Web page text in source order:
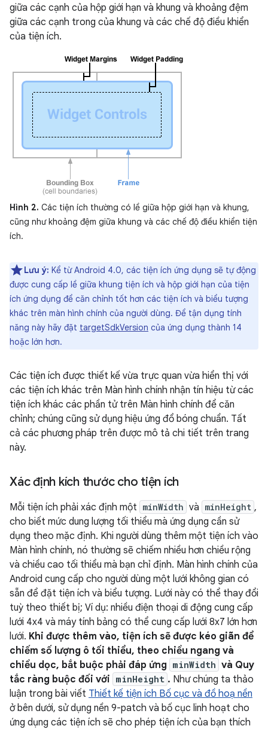
giữa các cạnh của hộp giới hạn và khung và khoảng đệm
giữa các cạnh trong của khung và các chế độ điều khiển
của tiện ích.
Hình 2. Các tiện ích thường có lề giữa hộp giới hạn và khung,
cũng như khoảng đệm giữa khung và các chế độ điều khiển tiện
ích.
Lưu ý: Kể từ Android 4.0, các tiện ích ứng dụng sẽ tự động
được cung cấp lề giữa khung tiện ích và hộp giới hạn của tiện
ích ứng dụng để căn chỉnh tốt hơn các tiện ích và biểu tượng
khác trên màn hình chính của người dùng. Để tận dụng tính
năng này hãy đặt targetSdkVersion của ứng dụng thành 14
hoặc lớn hơn.
Các tiện ích được thiết kế vừa trực quan vừa hiển thị với
các tiện ích khác trên Màn hình chính nhận tín hiệu từ các
tiện ích khác các phần tử trên Màn hình chính để căn
chỉnh; chúng cũng sử dụng hiệu ứng đổ bóng chuẩn. Tất
cả các phương pháp trên được mô tả chi tiết trên trang
này.
Xác định kích thước cho tiện ích
Mỗi tiện ích phải xác định một minWidth và minHeight ,
cho biết mức dung lượng tối thiểu mà ứng dụng cần sử
dụng theo mặc định. Khi người dùng thêm một tiện ích vào
Màn hình chính, nó thường sẽ chiếm nhiều hơn chiều rộng
và chiều cao tối thiểu mà bạn chỉ định. Màn hình chính của
Android cung cấp cho người dùng một lưới không gian có
sẵn để đặt tiện ích và biểu tượng. Lưới này có thể thay đổi
tuỳ theo thiết bị; Ví dụ: nhiều điện thoại di động cung cấp
lưới 4x4 và máy tính bảng có thể cung cấp lưới 8x7 lớn hơn
lưới. Khi được thêm vào, tiện ích sẽ được kéo giãn để
chiếm số lượng ô tối thiểu, theo chiều ngang và
chiều dọc, bắt buộc phải đáp ứng minWidth và Quy
tắc ràng buộc đối với minHeight . Như chúng ta thảo
luận trong bài viết Thiết kế tiện ích Bố cục và đồ hoạ nền
ở bên dưới, sử dụng nền 9-patch và bố cục linh hoạt cho
ứng dụng các tiện ích sẽ cho phép tiện ích của bạn thích